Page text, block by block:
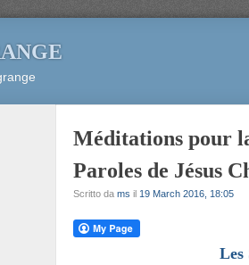
Méditations pour
Paroles de Jésus
Scritto da ms il 19 March 2016, 18:05
Les